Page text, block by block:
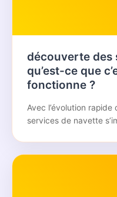
découverte des
qu’est-ce que
fonctionne ?
Avec l’évolution
services de navette